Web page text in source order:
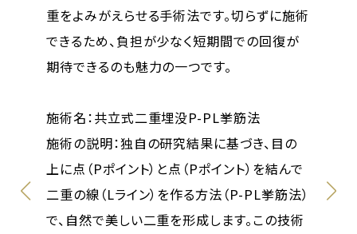
法）
然なラインを形成し、短時間で理想の幅を実
現します。切開しないため痛みや負担を抑え、
より印象的な目元を手に入れたい方におすす
施術名：共立式二重埋没P-PL挙筋法
施術の説明：独自の研究結果に基づき、目の
上に点（Pポイント）と点（Pポイント）を結んで
二重の線（Lライン）を作る方法（P-PL挙筋法）